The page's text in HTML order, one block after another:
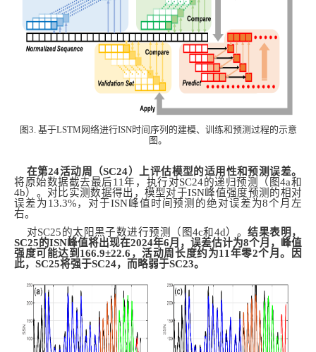
图3. 基于LSTM网络进行ISN时间序列的建模、训练和预测过程的示意
图。
在第24活动周（SC24）上评估模型的适用性和预测误差。
将原始数据截去最后11年，执行对SC24的递归预测（图4a和
4b）。 对比实测数据得出，模型对于ISN峰值强度预测的相对
误差为13.3%，对于ISN峰值时间预测的绝对误差为8个月左
右。
对SC25的太阳黑子数进行预测（图4c和4d）。结果表明，
SC25的ISN峰值将出现在2024年6月，误差估计为8个月，峰值
强度可能达到166.9±22.6，活动周长度约为11年零2个月。因
此，SC25将强于SC24，而略弱于SC23。